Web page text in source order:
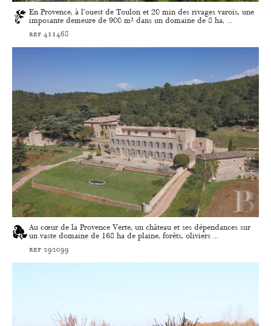
En Provence, à l’ouest de Toulon et 20 min des rivages varois, une
imposante demeure de 900 m² dans un domaine de 8 ha, ...
ref 411468
Au cœur de la Provence Verte, un château et ses dépendances sur
un vaste domaine de 168 ha de plaine, forêts, oliviers ...
ref 292099